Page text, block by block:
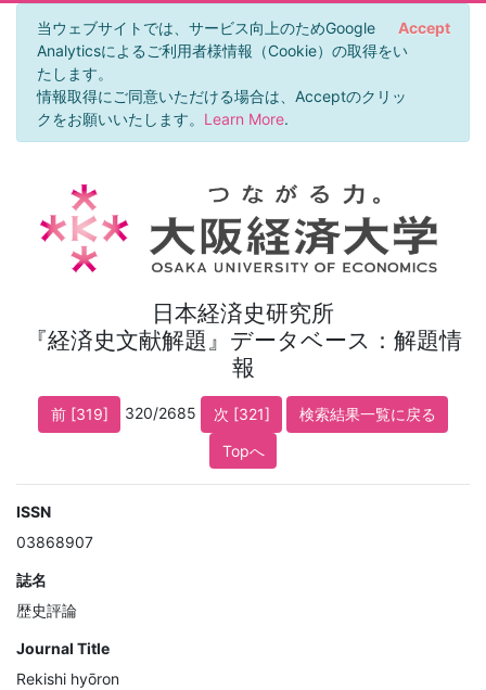
当ウェブサイトでは、サービス向上のためGoogle
Analyticsによるご利用者様情報（Cookie）の取得をい
たします。
情報取得にご同意いただける場合は、Acceptのクリッ
クをお願いいたします。 Learn More.
Accept
日本経済史研究所
『経済史文献解題』データベース：解題情
報
前 [319] 320/2685 次 [321]
検索結果一覧に戻る
Topへ
ISSN
03868907
誌名
歴史評論
Journal Title
Rekishi hyōron